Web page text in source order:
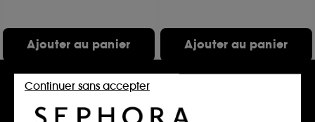
Ajouter au panier Ajouter au panier
Continuer sans accepter